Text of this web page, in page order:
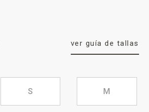
ver guía de tallas
S M